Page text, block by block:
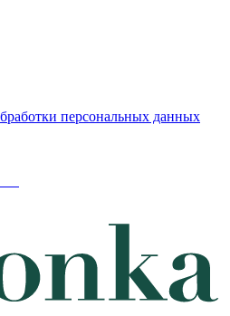
персональных данных